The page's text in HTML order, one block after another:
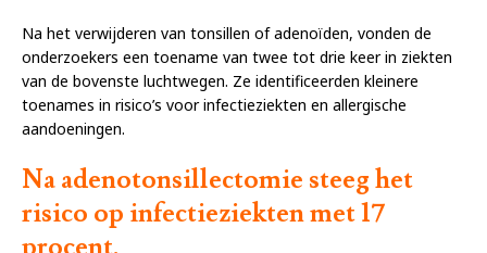
Na het verwijderen van tonsillen of adenoïden, vonden de
onderzoekers een toename van twee tot drie keer in ziekten
van de bovenste luchtwegen. Ze identificeerden kleinere
toenames in risico’s voor infectieziekten en allergische
aandoeningen.
Na adenotonsillectomie steeg het
risico op infectieziekten met 17